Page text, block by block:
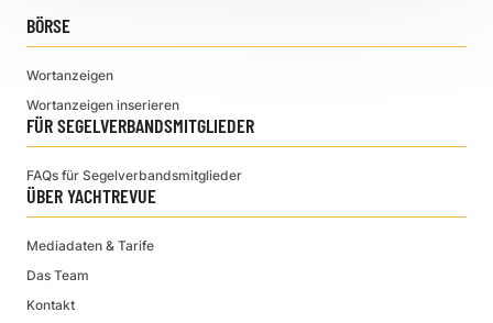
BÖRSE
Wortanzeigen
Wortanzeigen inserieren
FÜR SEGELVERBANDSMITGLIEDER
FAQs für Segelverbandsmitglieder
ÜBER YACHTREVUE
Mediadaten & Tarife
Das Team
Kontakt